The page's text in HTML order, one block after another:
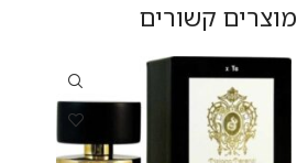
מוצרים קשורים